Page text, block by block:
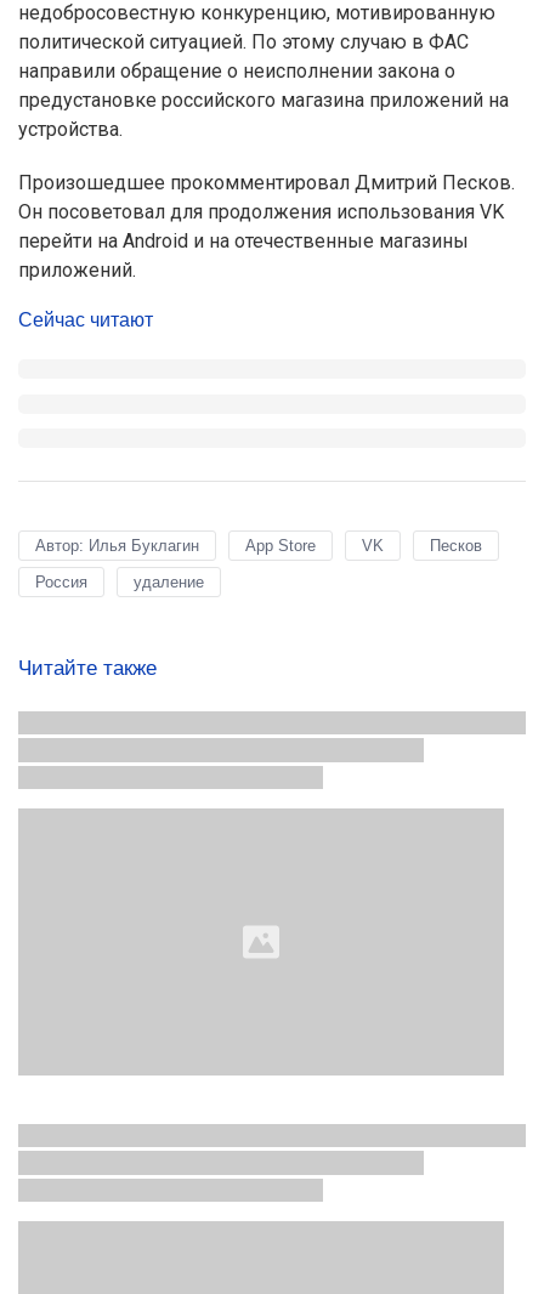
недобросовестную конкуренцию, мотивированную
политической ситуацией. По этому случаю в ФАС
направили обращение о неисполнении закона о
предустановке российского магазина приложений на
устройства.
Произошедшее прокомментировал Дмитрий Песков.
Он посоветовал для продолжения использования VK
перейти на Android и на отечественные магазины
приложений.
Сейчас читают
Автор: Илья Буклагин App Store VK
Песков
Россия
удаление
Читайте также